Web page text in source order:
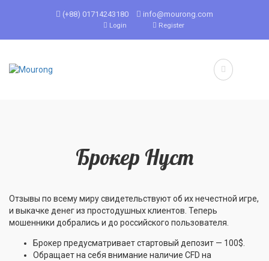
(+88) 01714243180 info@mourong.com
Login Register
Брокер Hycm
Отзывы по всему миру свидетельствуют об их нечестной игре,
и выкачке денег из простодушных клиентов. Теперь
мошенники добрались и до российского пользователя.
Брокер предусматривает стартовый депозит — 100$.
Обращает на себя внимание наличие CFD на